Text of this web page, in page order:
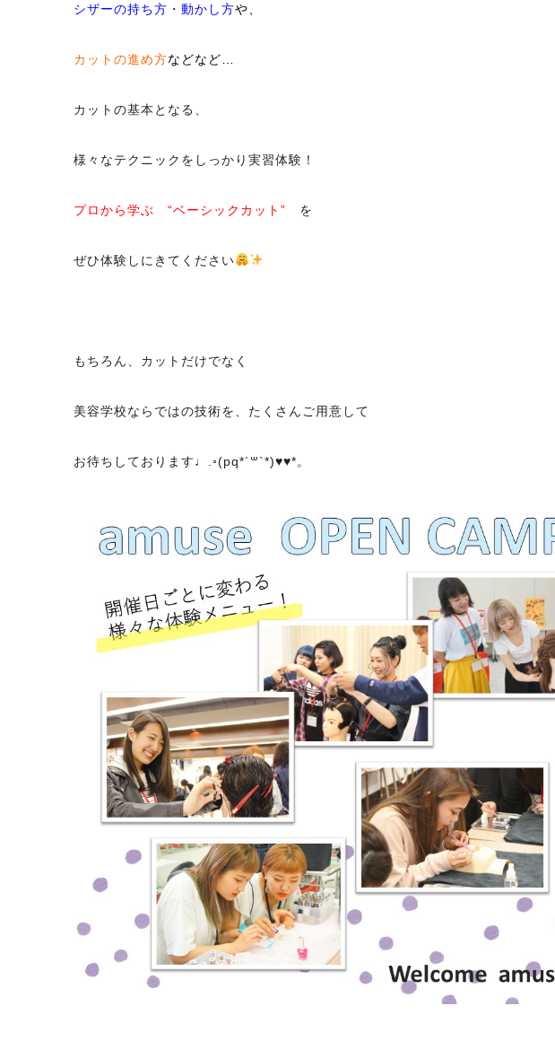
シザーの持ち方・動かし方や、
カットの進め方などなど…
カットの基本となる、
様々なテクニックをしっかり実習体験！
プロから学ぶ “ベーシックカット” を
ぜひ体験しにきてください
もちろん、カットだけでなく
美容学校ならではの技術を、たくさんご用意して
お待ちしております♩.◦(pq*´꒳`*)♥♥*。